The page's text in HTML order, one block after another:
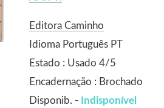
Editora Caminho
Idioma Português PT
Estado : Usado 4/5
Encadernação : Brochado
Disponib. - Indisponível